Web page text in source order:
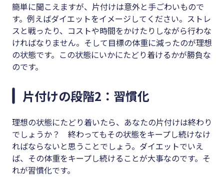
簡単に聞こえますが、片付けは意外と手ごわいもので
す。例えばダイエットをイメージしてください。ストレ
スと戦ったり、コストや時間をかけたりしながら行わな
ければなりません。そして目標の体重に減ったのが理想
の状態です。この状態にいかにたどり着けるかが勝負な
のです。
片付けの段階2：習慣化
理想の状態にたどり着いたら、あなたの片付けは終わり
でしょうか？ 終わってもその状態をキープし続けなけ
ればならないと思うことでしょう。ダイエットでいえ
ば、その体重をキープし続けることが大事なのです。そ
れが習慣化です。